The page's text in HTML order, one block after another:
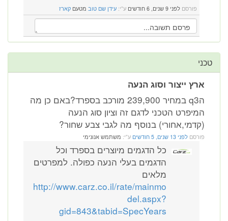
פורסם לפני 9 שנים, 6 חודשים ע"י: עידן שם טוב מטעם קארז
טכני
ארץ ייצור וסוג הנעה
הq3 במחיר 239,900 מורכב בספרד?באם כן מה
המיפרט הטכני לדגם זה וציון סוג הנעה
(קדמי,אחורי) בנוסף מה לגבי צבע שחור?
פורסם לפני 13 שנים, 5 חודשים ע"י: משתמש אנונימי
כל הדגמים מיוצרים בספרד וכל
הדגמים בעלי הנעה כפולה. למפרטים
מלאים
http://www.carz.co.il/rate/mainmo
del.aspx?
gid=843&tabid=SpecYears